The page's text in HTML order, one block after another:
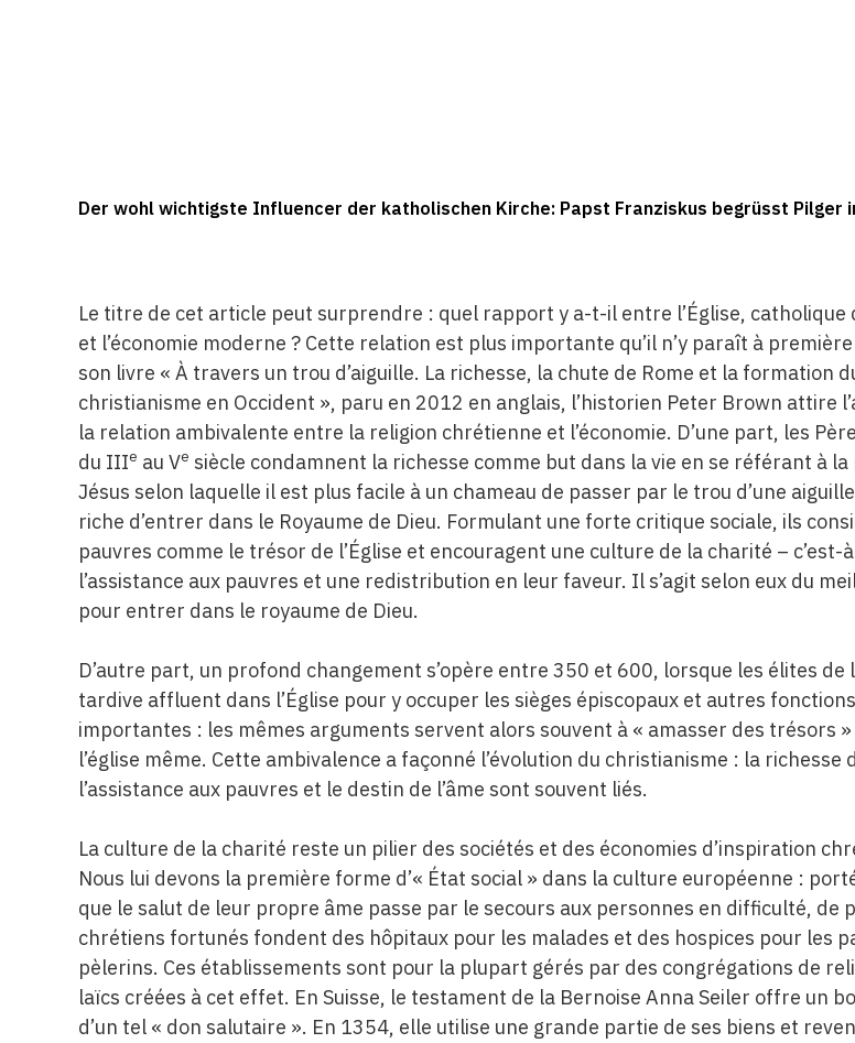
Der wohl wichtigste Influencer der katholischen Kirche: Papst Franziskus begrüsst Pilger
Le titre de cet article peut surprendre : quel rapport y a-t-il entre l’Église, catholique
et l’économie moderne ? Cette relation est plus importante qu’il n’y paraît à
son livre « À travers un trou d’aiguille. La richesse, la chute de Rome et la formation
christianisme en Occident », paru en 2012 en anglais, l’historien Peter Brown attire
la relation ambivalente entre la religion chrétienne et l’économie. D’une part, les
du IIIe au Ve siècle condamnent la richesse comme but dans la vie en se référant à la
Jésus selon laquelle il est plus facile à un chameau de passer par le trou d’une aiguille
riche d’entrer dans le Royaume de Dieu. Formulant une forte critique sociale, ils
pauvres comme le trésor de l’Église et encouragent une culture de la charité – c’est-
l’assistance aux pauvres et une redistribution en leur faveur. Il s’agit selon eux du
pour entrer dans le royaume de Dieu.
D’autre part, un profond changement s’opère entre 350 et 600, lorsque les élites de
tardive affluent dans l’Église pour y occuper les sièges épiscopaux et autres fonctions
importantes : les mêmes arguments servent alors souvent à « amasser des trésors »
l’église même. Cette ambivalence a façonné l’évolution du christianisme : la richesse
l’assistance aux pauvres et le destin de l’âme sont souvent liés.
La culture de la charité reste un pilier des sociétés et des économies d’inspiration
Nous lui devons la première forme d’« État social » dans la culture européenne :
que le salut de leur propre âme passe par le secours aux personnes en difficulté, de
chrétiens fortunés fondent des hôpitaux pour les malades et des hospices pour les
pèlerins. Ces établissements sont pour la plupart gérés par des congrégations de
laïcs créées à cet effet. En Suisse, le testament de la Bernoise Anna Seiler offre un
d’un tel « don salutaire ». En 1354, elle utilise une grande partie de ses biens et